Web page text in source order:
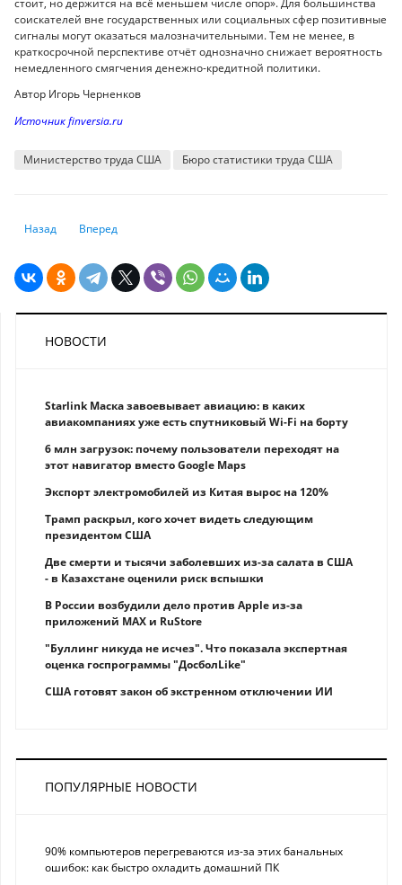
соискателей вне государственных или социальных сфер позитивные
сигналы могут оказаться малозначительными. Тем не менее, в
краткосрочной перспективе отчёт однозначно снижает вероятность
немедленного смягчения денежно-кредитной политики.
Автор Игорь Черненков
Источник finversia.ru
Министерство труда США Бюро статистики труда США
Предыдущий: Китай улучшает возможности по борьбе с
Назад Следующий: Дедолларизация укрепляет перспективы Азии
Вперед
НОВОСТИ
Starlink Маска завоевывает авиацию: в каких
авиакомпаниях уже есть спутниковый Wi-Fi на борту
6 млн загрузок: почему пользователи переходят на
этот навигатор вместо Google Maps
Экспорт электромобилей из Китая вырос на 120%
Трамп раскрыл, кого хочет видеть следующим
президентом США
Две смерти и тысячи заболевших из-за салата в США
- в Казахстане оценили риск вспышки
В России возбудили дело против Apple из-за
приложений MAX и RuStore
"Буллинг никуда не исчез". Что показала экспертная
оценка госпрограммы "ДосболLike"
США готовят закон об экстренном отключении ИИ
ПОПУЛЯРНЫЕ НОВОСТИ
90% компьютеров перегреваются из-за этих банальных
ошибок: как быстро охладить домашний ПК